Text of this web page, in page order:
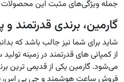
جمله ویژگی‌های مثبت این
گارمین، برندی قدرتمند و
شاید برای شما نیز جالب باشد که
از کمپانی های قدرتمند در زمینه
می‌شود. گارمین یکی از قدیمی ترین
فروش ساعت هوشمند و جی پی اس،